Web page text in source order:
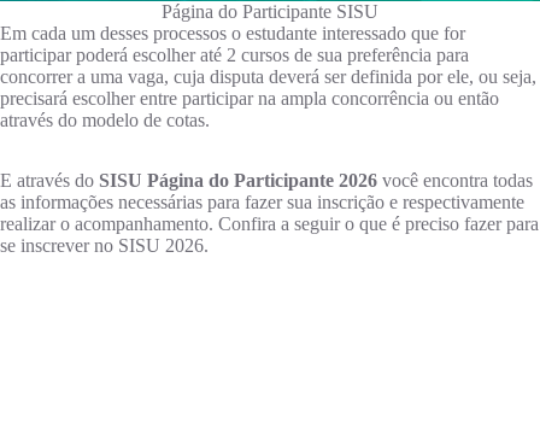
Página do Participante SISU
Em cada um desses processos o estudante interessado que for
participar poderá escolher até 2 cursos de sua preferência para
concorrer a uma vaga, cuja disputa deverá ser definida por ele, ou seja,
precisará escolher entre participar na ampla concorrência ou então
através do modelo de cotas.
E através do SISU Página do Participante 2026 você encontra todas
as informações necessárias para fazer sua inscrição e respectivamente
realizar o acompanhamento. Confira a seguir o que é preciso fazer para
se inscrever no SISU 2026.